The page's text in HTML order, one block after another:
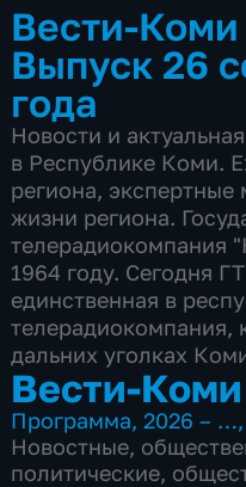
Вести-
Выпуск 26
года
Новости и
в Республике Коми.
региона,
жизни региона.
телерадиокомпания
1964 году. Сегодня
единственная в
телерадиокомпания,
дальних уголках
Вести-Коми
Программа,2026 – …,
Новостные,
политические,